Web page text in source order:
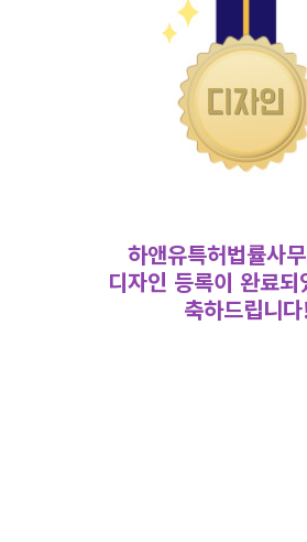
하앤유특허법률사
디자인 등록이 완료되
축하드립니